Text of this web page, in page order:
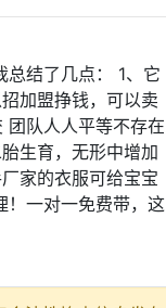
结了几点： 1、它
加盟挣钱，可以卖
团队人人平等不存在
生育，无形中增加
家的衣服可给宝宝
！一对一免费带，这